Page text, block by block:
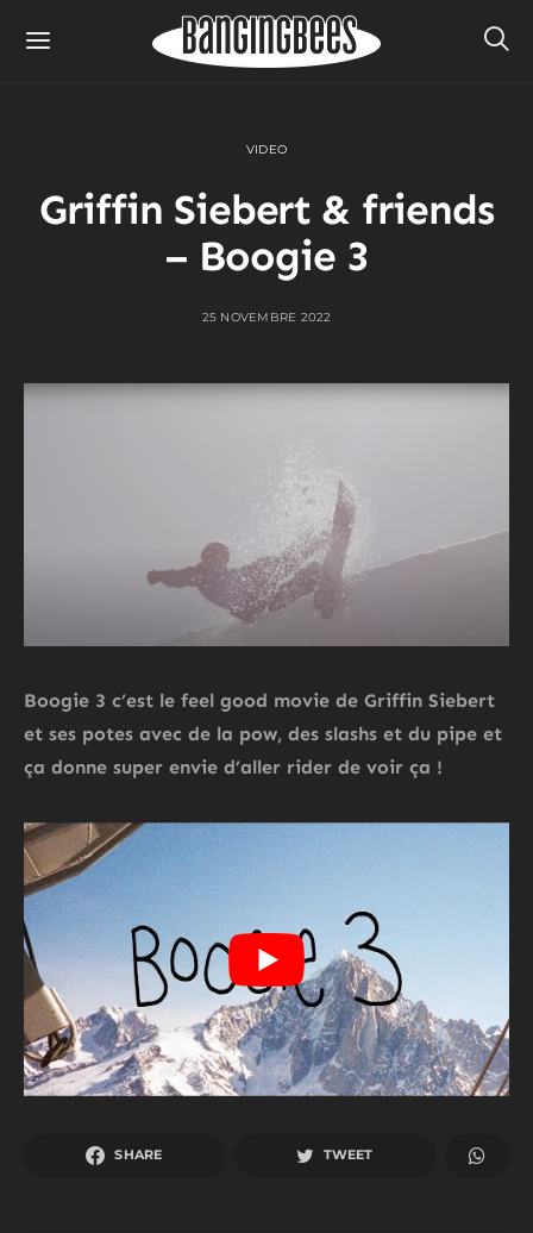
VIDEO
Griffin Siebert & friends
– Boogie 3
25 NOVEMBRE 2022
Boogie 3 c’est le feel good movie de Griffin Siebert
et ses potes avec de la pow, des slashs et du pipe et
ça donne super envie d’aller rider de voir ça !
SHARE TWEET